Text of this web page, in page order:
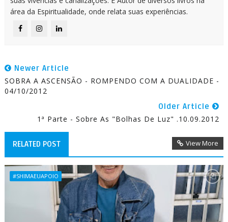
área da Espiritualidade, onde relata suas experiências.
Newer Article
SOBRA A ASCENSÃO - ROMPENDO COM A DUALIDADE -
04/10/2012
Older Article
1ª Parte - Sobre As "Bolhas De Luz" .10.09.2012
RELATED POST View More
#SHIMAEUAPOIO